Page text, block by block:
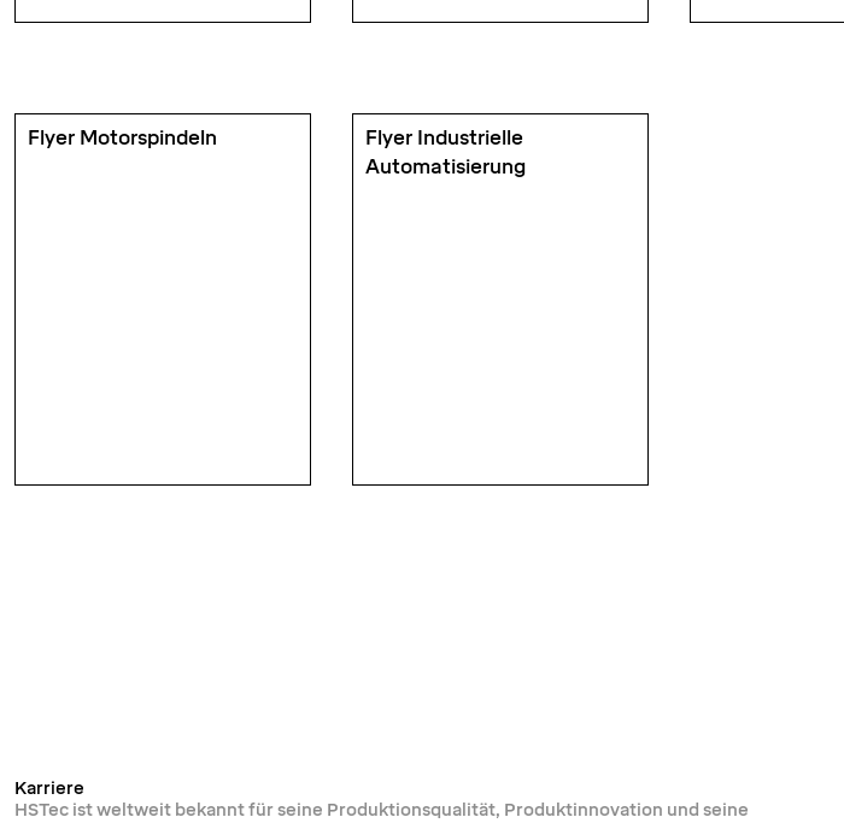
Flyer Motorspindeln
Flyer Industrielle
Automatisierung
Karriere
HSTec ist weltweit bekannt für seine Produktionsqualität, Produktinnovation und seine